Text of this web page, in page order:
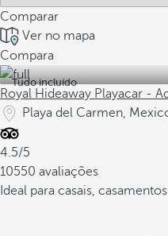
Comparar
Ver no mapa
Compara
Tudo incluído
Royal Hideaway Playacar -
Playa del Carmen,
4.5/5
10550 avaliações
Ideal para casais,